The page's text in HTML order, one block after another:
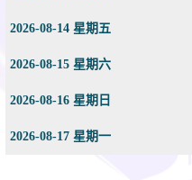
2026-08-14 星期五
2026-08-15 星期六
2026-08-16 星期日
2026-08-17 星期一